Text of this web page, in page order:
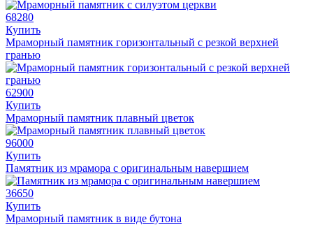
68280
Купить
Мраморный памятник горизонтальный с резкой верхней
гранью
62900
Купить
Мраморный памятник плавный цветок
96000
Купить
Памятник из мрамора с оригинальным навершием
36650
Купить
Мраморный памятник в виде бутона